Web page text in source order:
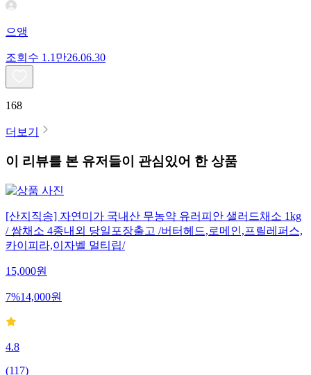
으앵
조회수 1.1만26.06.30
168
더보기
이 리뷰를 본 유저들이 관심있어 한 상품
[산지직송] 자연미가 국내산 무농약 유러피안 샐러드채소 1kg
/ 쌈채소 4종내외 당일포장출고 /버터헤드,로메인,프릴레퍼스,
카이피라,이자벨 멀티립/
15,000원
7%14,000원
4.8
(117)